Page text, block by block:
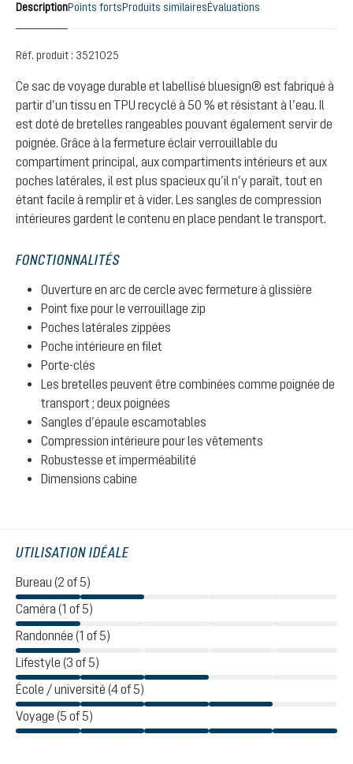
DescriptionPoints fortsProduits similairesÉvaluations
Réf. produit : 3521025
Ce sac de voyage durable et labellisé bluesign® est fabriqué à
partir d’un tissu en TPU recyclé à 50 % et résistant à l’eau. Il
est doté de bretelles rangeables pouvant également servir de
poignée. Grâce à la fermeture éclair verrouillable du
compartiment principal, aux compartiments intérieurs et aux
poches latérales, il est plus spacieux qu’il n’y paraît, tout en
étant facile à remplir et à vider. Les sangles de compression
intérieures gardent le contenu en place pendant le transport.
FONCTIONNALITÉS
Ouverture en arc de cercle avec fermeture à glissière
Point fixe pour le verrouillage zip
Poches latérales zippées
Poche intérieure en filet
Porte-clés
Les bretelles peuvent être combinées comme poignée de
transport ; deux poignées
Sangles d’épaule escamotables
Compression intérieure pour les vêtements
Robustesse et imperméabilité
Dimensions cabine
UTILISATION IDÉALE
Bureau (2 of 5)
Caméra (1 of 5)
Randonnée (1 of 5)
Lifestyle (3 of 5)
École / université (4 of 5)
Voyage (5 of 5)